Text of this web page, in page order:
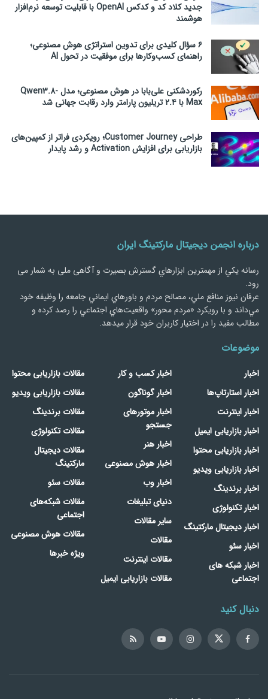
جدید کلاد کد و کدکس OpenAI با قابلیت توسعه نرم‌افزار
هوشمند
۶ سؤال کلیدی برای تدوین استراتژی هوش مصنوعی؛
راهنمای کسب‌وکارها برای موفقیت در تحول AI
رکوردشکنی علی‌بابا در هوش مصنوعی؛ مدل Qwen3.8-
Max با ۲.۴ تریلیون پارامتر وارد رقابت جهانی شد
طراحی Customer Journey؛ رویکردی فراتر از کمپین‌های
بازاریابی برای افزایش Activation و رشد پایدار
درباره انجمن دیجیتال مارکتینگ ایران
رسانه يكي از مهمترین ابزارهاي گسترش بصیرت و آگاهی ملی به شمار می
رود.
عرفان نیوز منافع ملي، مصالح مردم و باورهاي ايماني جامعه را وظيفه خود
مي‌داند و با رويكرد «مردم‌ محور» واقعيت‌هاي اجتماعي را رصد کرده و
مطالب مفید را در اختیار کاربران خود قرار میدهد.
موضوعات
اخبار
اخبار استارتاپ‌ها
اخبار اینترنت
اخبار بازاریابی ایمیل
اخبار بازاریابی محتوا
اخبار بازاریابی ویدیو
اخبار برندینگ
اخبار تکنولوژی
اخبار دیجیتال مارکتینگ
اخبار سئو
اخبار شبکه های
اجتماعی
اخبار کسب و کار
اخبار گوناگون
اخبار موتورهای
جستجو
اخبار هنر
اخبار هوش مصنوعی
اخبار وب
دنیای تبلیغات
سایر مقالات
مقالات
مقالات اینترنت
مقالات بازاریابی ایمیل
مقالات بازاریابی محتوا
مقالات بازاریابی ویدیو
مقالات برندینگ
مقالات تکنولوژی
مقالات دیجیتال
مارکتینگ
مقالات سئو
مقالات شبکه‌های
اجتماعی
مقالات هوش مصنوعی
ویژه خبرها
دنبال کنید